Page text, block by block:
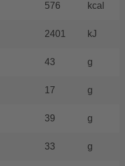
576 kcal
2401 kJ
43 g
17 g
39 g
33 g